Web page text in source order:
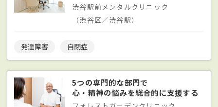
渋谷駅前メンタルクリニック
（渋谷区／渋谷駅）
発達障害 自閉症
5つの専門的な部門で
心・精神の悩みを総合的に支援する